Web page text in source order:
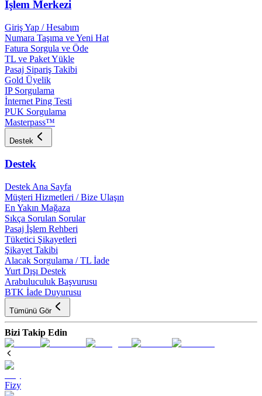
İşlem Merkezi
Giriş Yap / Hesabım
Numara Taşıma ve Yeni Hat
Fatura Sorgula ve Öde
TL ve Paket Yükle
Pasaj Sipariş Takibi
Gold Üyelik
IP Sorgulama
İnternet Ping Testi
PUK Sorgulama
Masterpass™
Destek
Destek
Destek Ana Sayfa
Müşteri Hizmetleri / Bize Ulaşın
En Yakın Mağaza
Sıkça Sorulan Sorular
Pasaj İşlem Rehberi
Tüketici Şikayetleri
Şikayet Takibi
Alacak Sorgulama / TL İade
Yurt Dışı Destek
Arabuluculuk Başvurusu
BTK İade Duyurusu
Tümünü Gör
Bizi Takip Edin
Fizy